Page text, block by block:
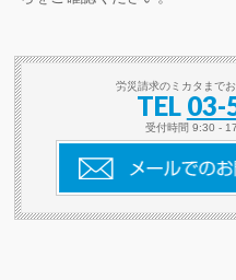
労災請求のミカタまで
TEL 03-
受付時間 9:30 -